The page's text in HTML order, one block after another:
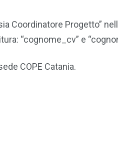
Coordinatore Progetto”
“cognome_cv” e
COPE Catania.